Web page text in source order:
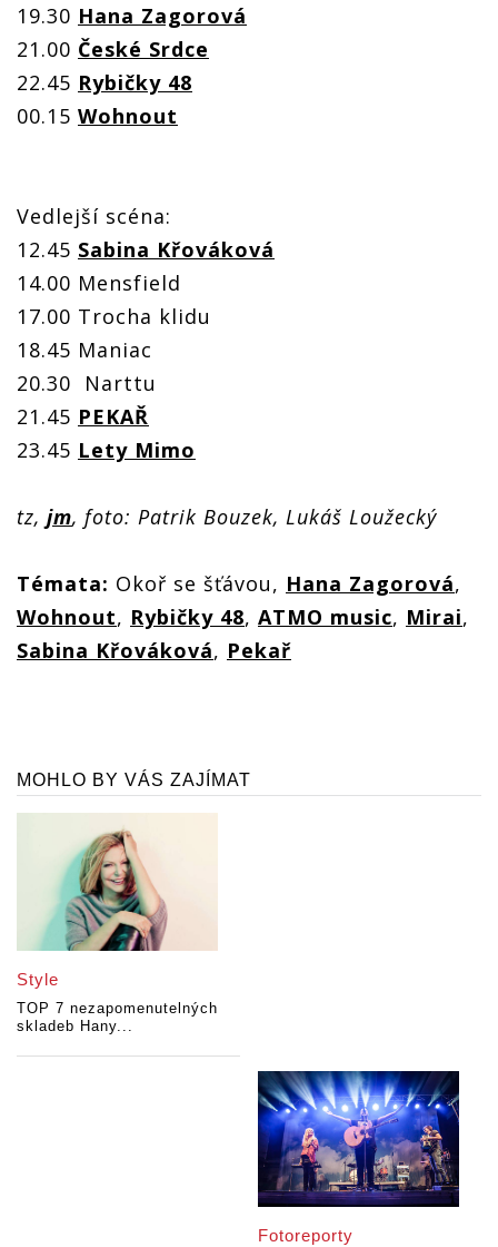
19.30 Hana Zagorová
21.00 České Srdce
22.45 Rybičky 48
00.15 Wohnout
Vedlejší scéna:
12.45 Sabina Křováková
14.00 Mensfield
17.00 Trocha klidu
18.45 Maniac
20.30 Narttu
21.45 PEKAŘ
23.45 Lety Mimo
tz, jm, foto: Patrik Bouzek, Lukáš Loužecký
Témata: Okoř se šťávou, Hana Zagorová,
Wohnout, Rybičky 48, ATMO music, Mirai,
Sabina Křováková, Pekař
MOHLO BY VÁS ZAJÍMAT
Style
TOP 7 nezapomenutelných
skladeb Hany...
Fotoreporty